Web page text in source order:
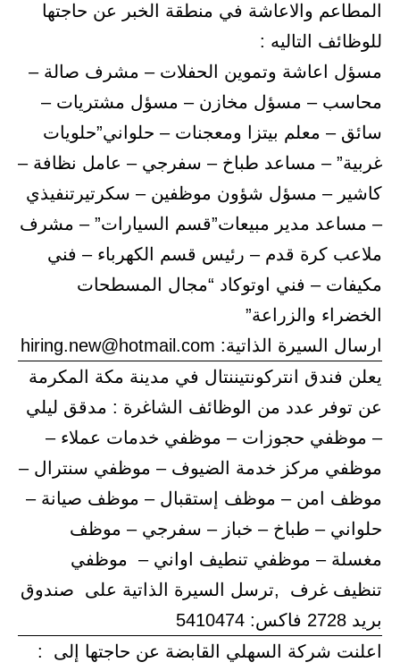
المطاعم والاعاشة في منطقة الخبر عن حاجتها
للوظائف التاليه :
مسؤل اعاشة وتموين الحفلات – مشرف صالة –
محاسب – مسؤل مخازن – مسؤل مشتريات –
سائق – معلم بيتزا ومعجنات – حلواني”حلويات
غربية” – مساعد طباخ – سفرجي – عامل نظافة –
كاشير – مسؤل شؤون موظفين – سكرتيرتنفيذي
– مساعد مدير مبيعات”قسم السيارات” – مشرف
ملاعب كرة قدم – رئيس قسم الكهرباء – فني
مكيفات – فني اوتوكاد “مجال المسطحات
الخضراء والزراعة”
ارسال السيرة الذاتية: hiring.new@hotmail.com
يعلن فندق انتركونتيننتال في مدينة مكة المكرمة
عن توفر عدد من الوظائف الشاغرة : مدقق ليلي
– موظفي حجوزات – موظفي خدمات عملاء –
موظفي مركز خدمة الضيوف – موظفي سنترال –
موظف امن – موظف إستقبال – موظف صيانة –
حلواني – طباخ – خباز – سفرجي – موظف
مغسلة – موظفي تنطيف اواني – موظفي
تنظيف غرف ,ترسل السيرة الذاتية على صندوق
بريد 2728 فاكس: 5410474
اعلنت شركة السهلي القابضة عن حاجتها إلى :